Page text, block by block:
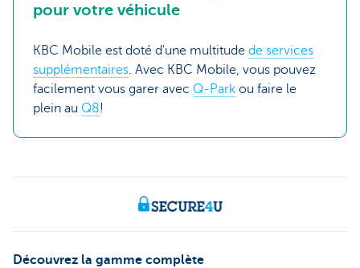
pour votre véhicule
KBC Mobile est doté d'une multitude de services
supplémentaires. Avec KBC Mobile, vous pouvez
facilement vous garer avec Q-Park ou faire le
plein au Q8!
Découvrez la gamme complète